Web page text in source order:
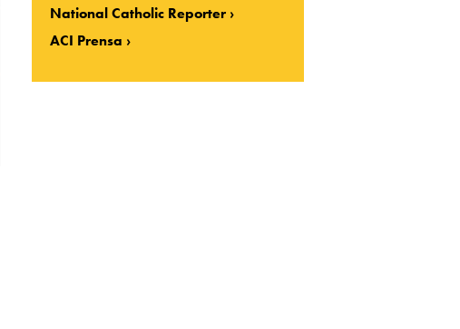
National Catholic Reporter
ACI Prensa